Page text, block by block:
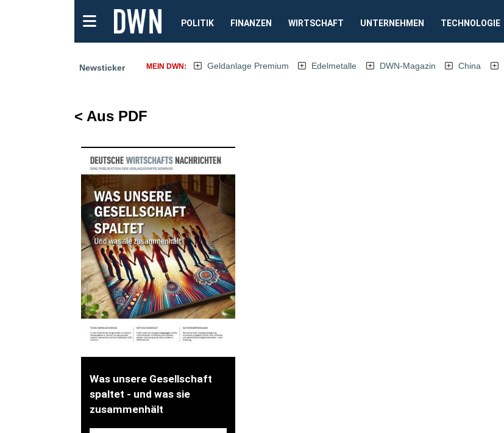
POLITIK FINANZEN WIRTSCHAFT UNTERNEHMEN TECHNOLOGIE
Newsticker MEIN DWN: Geldanlage Premium Edelmetalle DWN-Magazin China
< Aus PDF
Was unsere Gesellschaft
spaltet - und was sie
zusammenhält